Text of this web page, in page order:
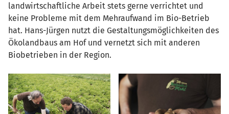
landwirtschaftliche Arbeit stets gerne verrichtet und
keine Probleme mit dem Mehraufwand im Bio-Betrieb
hat. Hans-Jürgen nutzt die Gestaltungsmöglichkeiten des
Ökolandbaus am Hof und vernetzt sich mit anderen
Biobetrieben in der Region.